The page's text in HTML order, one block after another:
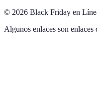
© 2026 Black Friday en
Algunos enlaces son enlaces